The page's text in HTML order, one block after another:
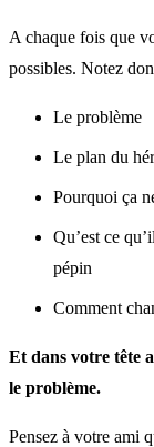
A chaque fois que
possibles. Notez
Le problème
Le plan du
Pourquoi ça
Qu’est ce
pépin
Comment
Et dans votre tête
le problème.
Pensez à votre ami